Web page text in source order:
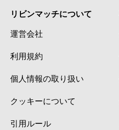
リビンマッチについて
運営会社
利用規約
個人情報の取り扱い
クッキーについて
引用ルール